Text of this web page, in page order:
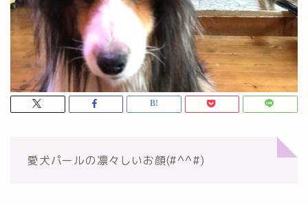
愛犬パールの凛々しいお顔(#^^#)